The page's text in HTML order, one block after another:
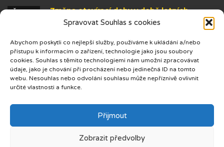
Spravovat Souhlas s cookies
Abychom poskytli co nejlepší služby, používáme k ukládání a/nebo
přístupu k informacím o zařízení, technologie jako jsou soubory
cookies. Souhlas s těmito technologiemi nám umožní zpracovávat
údaje, jako je chování při procházení nebo jedinečná ID na tomto
webu. Nesouhlas nebo odvolání souhlasu může nepříznivě ovlivnit
určité vlastnosti a funkce.
Přijmout
Zobrazit předvolby
Změna otevírací doby v době letních
prázdnin
ČVN 25